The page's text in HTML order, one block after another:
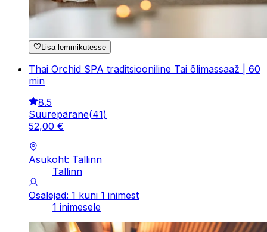
Lisa lemmikutesse
Thai Orchid SPA traditsiooniline Tai õlimassaaž | 60
min
8.5
Suurepärane(41)
52,00 €
Asukoht: Tallinn
Tallinn
Osalejad: 1 kuni 1 inimest
1 inimesele